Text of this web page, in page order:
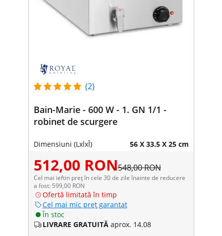
(2)
Bain-Marie - 600 W - 1. GN 1/1 -
robinet de scurgere
Dimensiuni (LxlxÎ) 56 X 33.5 X 25 cm
512,00 RON548,00 RON
Cel mai ieftin preț în cele 30 de zile înainte de reducere
a fost: 599,00 RON
Ofertă limitată în timp
Cel mai mic preț garantat
În stoc
LIVRARE GRATUITĂ aprox. 14.08